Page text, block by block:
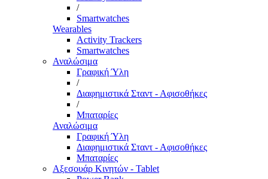
/
Smartwatches
Wearables
Activity Trackers
Smartwatches
Αναλώσιμα
Γραφική Ύλη
/
Διαφημιστικά Σταντ - Αφισοθήκες
/
Μπαταρίες
Αναλώσιμα
Γραφική Ύλη
Διαφημιστικά Σταντ - Αφισοθήκες
Μπαταρίες
Αξεσουάρ Κινητών - Tablet